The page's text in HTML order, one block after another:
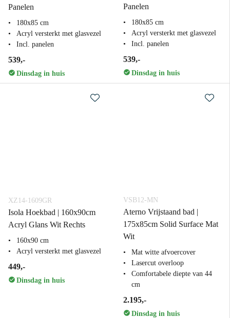
Panelen
180x85 cm
Acryl versterkt met glasvezel
Incl. panelen
539,-
Dinsdag in huis
Panelen
180x85 cm
Acryl versterkt met glasvezel
Incl. panelen
539,-
Dinsdag in huis
XZ14-1609GR
Isola Hoekbad | 160x90cm
Acryl Glans Wit Rechts
160x90 cm
Acryl versterkt met glasvezel
449,-
Dinsdag in huis
VSB12-MN
Aterno Vrijstaand bad |
175x85cm Solid Surface Mat
Wit
Mat witte afvoercover
Lasercut overloop
Comfortabele diepte van 44
cm
2.195,-
Dinsdag in huis